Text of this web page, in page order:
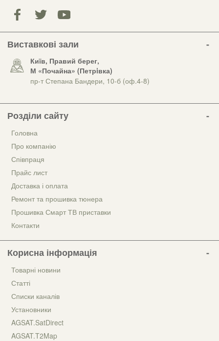
Виставкові зали
Київ, Правий берег,
М «Почайна» (Петрiвка)
пр-т Степана Бандери, 10-б (оф.4-8)
Розділи сайту
Головна
Про компанію
Співпраця
Прайс лист
Доставка і оплата
Ремонт та прошивка тюнера
Прошивка Смарт ТВ приставки
Контакти
Корисна інформація
Товарні новини
Статті
Списки каналів
Установники
AGSAT.SatDirect
AGSAT.T2Map